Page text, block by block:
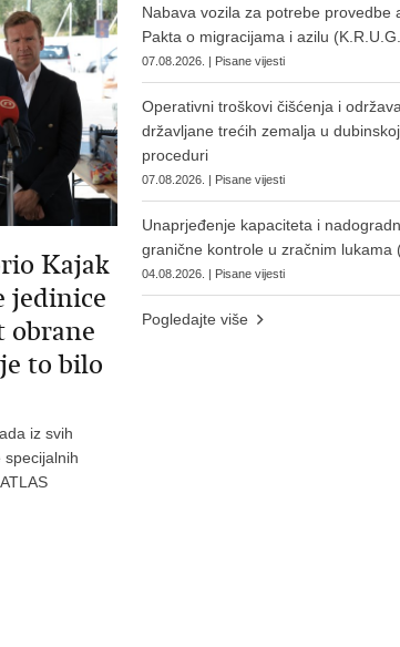
Kajak
jedinice
obrane
to bilo
iz svih
Nabava vozila za potrebe provedbe
Pakta o migracijama i azilu
07.08.2026. | Pisane vijesti
Operativni troškovi čišćenja i
državljane trećih zemalja u
proceduri
07.08.2026. | Pisane vijesti
Unaprjeđenje kapaciteta i
granične kontrole u zračnim lukama
04.08.2026. | Pisane vijesti
Pogledajte više